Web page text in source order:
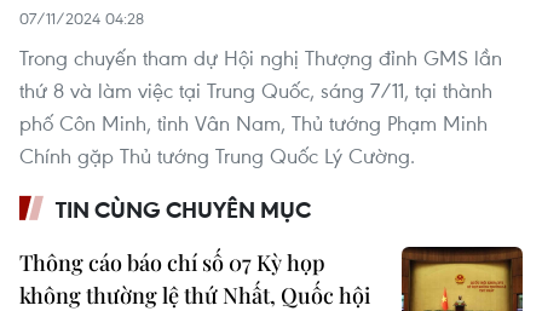
07/11/2024 04:28
Trong chuyến tham dự Hội nghị Thượng đỉnh GMS lần
thứ 8 và làm việc tại Trung Quốc, sáng 7/11, tại thành
phố Côn Minh, tỉnh Vân Nam, Thủ tướng Phạm Minh
Chính gặp Thủ tướng Trung Quốc Lý Cường.
TIN CÙNG CHUYÊN MỤC
Thông cáo báo chí số 07 Kỳ họp
không thường lệ thứ Nhất, Quốc hội